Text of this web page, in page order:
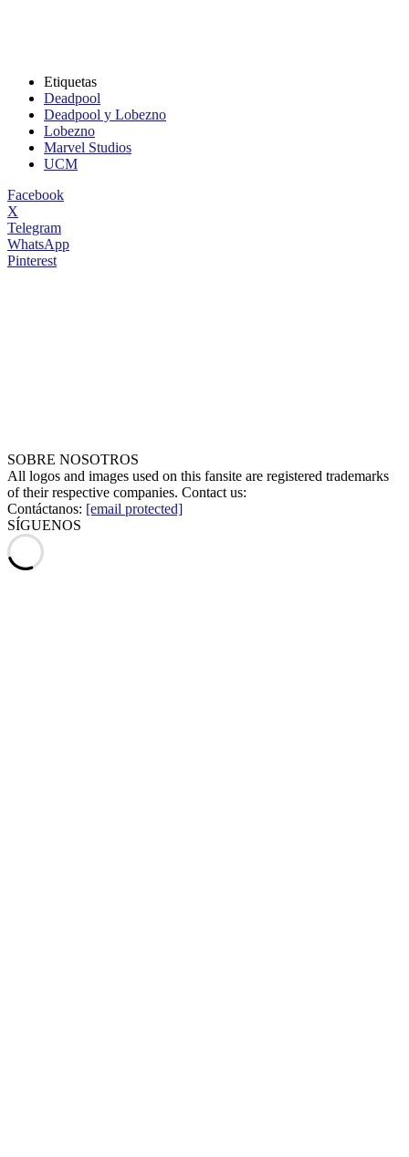
Etiquetas
Deadpool
Deadpool y Lobezno
Lobezno
Marvel Studios
UCM
Facebook
X
Telegram
WhatsApp
Pinterest
SOBRE NOSOTROS
All logos and images used on this fansite are registered trademarks
of their respective companies. Contact us:
Contáctanos: [email protected]
SÍGUENOS